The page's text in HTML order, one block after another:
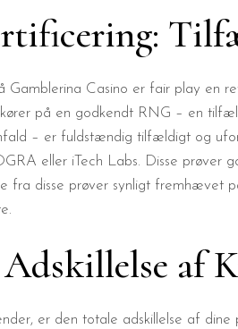
Casino er fair play en
på en godkendt RNG – en
– er fuldstændig tilfældigt og
eller iTech Labs. Disse prøver
fra disse prøver synligt
Adskillelse af
er den totale adskillelse af